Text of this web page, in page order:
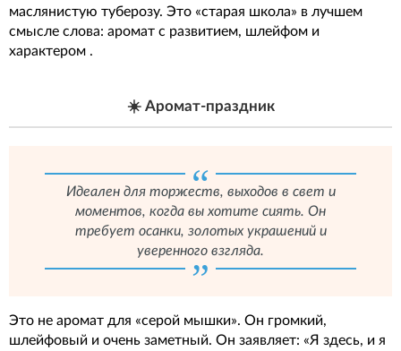
маслянистую туберозу. Это «старая школа» в лучшем
смысле слова: аромат с развитием, шлейфом и
характером .
☀️ Аромат-праздник
Идеален для торжеств, выходов в свет и
моментов, когда вы хотите сиять. Он
требует осанки, золотых украшений и
уверенного взгляда.
Это не аромат для «серой мышки». Он громкий,
шлейфовый и очень заметный. Он заявляет: «Я здесь, и я